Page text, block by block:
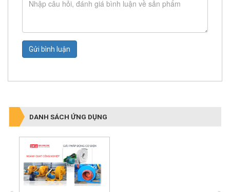
Gửi bình luận
DANH SÁCH ỨNG DỤNG